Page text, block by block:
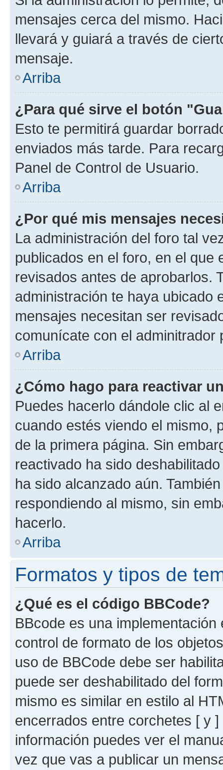
mensajes cerca del mismo.
llevará y guiará a través de
mensaje.
Arriba
¿Para qué sirve el botón
Esto te permitirá guardar
enviados más tarde. Para
Panel de Control de Usuario.
Arriba
¿Por qué mis mensajes
La administración del foro tal
publicados en el foro, en el
revisados antes de aprobarlos.
administración te haya ubicado
mensajes necesitan ser
comunícate con el
Arriba
¿Cómo hago para reactivar
Puedes hacerlo dándole clic al
cuando estés viendo el mismo,
de la primera página. Sin
reactivado ha sido
ha sido alcanzado aún.
respondiendo al mismo, sin
hacerlo.
Arriba
Formatos y tipos de
¿Qué es el código BBCode?
BBcode es una
control de formato de los
uso de BBCode debe ser
puede ser deshabilitado del
mismo es similar en estilo al
encerrados entre corchetes [ y
información puedes ver el
vez que vas a publicar un